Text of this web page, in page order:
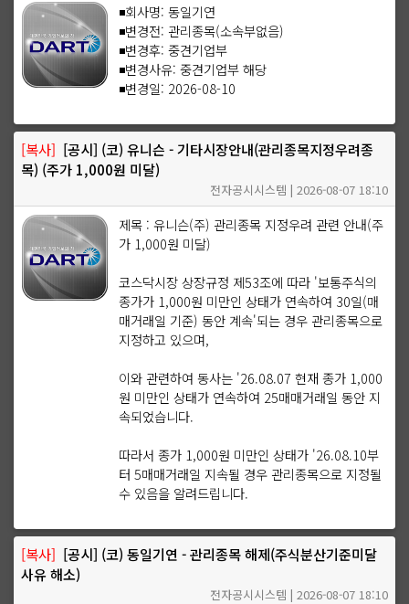
◾회사명: 동일기연
◾변경전: 관리종목(소속부없음)
◾변경후: 중견기업부
◾변경사유: 중견기업부 해당
◾변경일: 2026-08-10
[복사] [공시] (코) 유니슨 - 기타시장안내(관리종목지정우려종
목) (주가 1,000원 미달)
전자공시시스템 | 2026-08-07 18:10
제목 : 유니슨(주) 관리종목 지정우려 관련 안내(주
가 1,000원 미달)
코스닥시장 상장규정 제53조에 따라 '보통주식의
종가가 1,000원 미만인 상태가 연속하여 30일(매
매거래일 기준) 동안 계속'되는 경우 관리종목으로
지정하고 있으며,
이와 관련하여 동사는 '26.08.07 현재 종가 1,000
원 미만인 상태가 연속하여 25매매거래일 동안 지
속되었습니다.
따라서 종가 1,000원 미만인 상태가 '26.08.10부
터 5매매거래일 지속될 경우 관리종목으로 지정될
수 있음을 알려드립니다.
[복사] [공시] (코) 동일기연 - 관리종목 해제(주식분산기준미달
사유 해소)
전자공시시스템 | 2026-08-07 18:10